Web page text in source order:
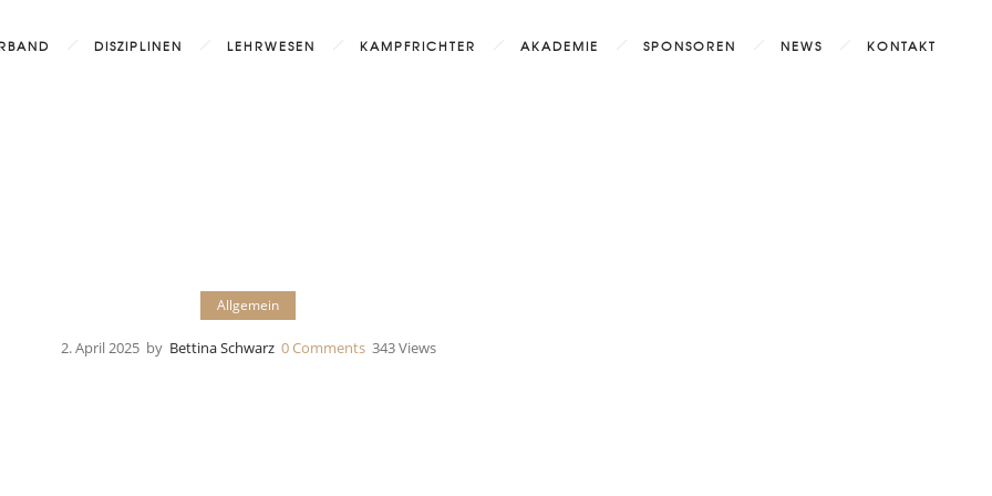
DISZIPLINEN LEHRWESEN KAMPFRICHTER AKADEMIE SPONSOREN NEWS KONTAKT
Allgemein
2. April 2025 by Bettina Schwarz 0Comments 343 Views